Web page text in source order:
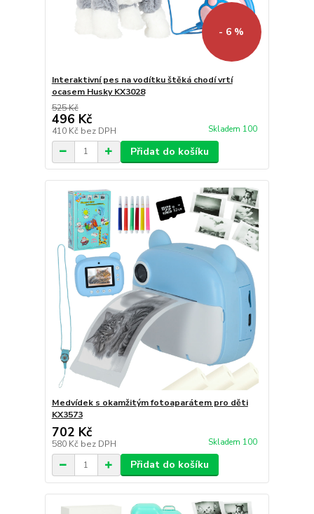
- 6 %
Interaktivní pes na vodítku štěká chodí vrtí
ocasem Husky KX3028
525 Kč
496 Kč
410 Kč bez DPH Skladem 100
Přidat do košíku
Medvídek s okamžitým fotoaparátem pro děti
KX3573
702 Kč
580 Kč bez DPH Skladem 100
Přidat do košíku